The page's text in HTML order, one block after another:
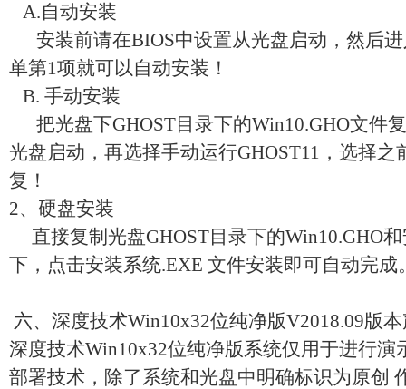
A.自动安装
安装前请在BIOS中设置从光盘启动，然后
单第1项就可以自动安装！
B. 手动安装
把光盘下GHOST目录下的Win10.GHO文件
光盘启动，再选择手动运行GHOST11，选择之
复！
2、硬盘安装
直接复制光盘GHOST目录下的Win10.GHO
下，点击安装系统.EXE 文件安装即可自动完
六、深度技术Win10x32位纯净版V2018.09版
深度技术Win10x32位纯净版系统仅用于进行演
部署技术，除了系统和光盘中明确标识为原创